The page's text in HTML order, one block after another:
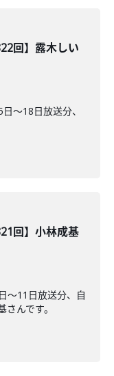
回】露木しい
〜18日放送分、
回】小林成基
〜11日放送分、自
んです。